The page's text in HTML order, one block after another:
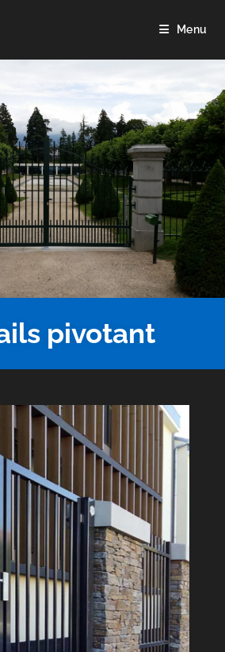
Menu
pivotant